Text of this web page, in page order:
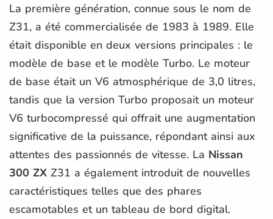
La première génération, connue sous le nom de
Z31, a été commercialisée de 1983 à 1989. Elle
était disponible en deux versions principales : le
modèle de base et le modèle Turbo. Le moteur
de base était un V6 atmosphérique de 3,0 litres,
tandis que la version Turbo proposait un moteur
V6 turbocompressé qui offrait une augmentation
significative de la puissance, répondant ainsi aux
attentes des passionnés de vitesse. La Nissan
300 ZX Z31 a également introduit de nouvelles
caractéristiques telles que des phares
escamotables et un tableau de bord digital.